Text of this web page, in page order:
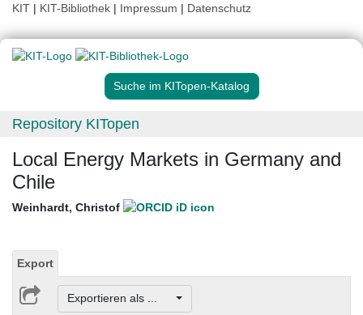
KIT | KIT-Bibliothek | Impressum | Datenschutz
Suche im KITopen-Katalog
Repository KITopen
Local Energy Markets in Germany and
Chile
Weinhardt, Christof
Export
Exportieren als ...